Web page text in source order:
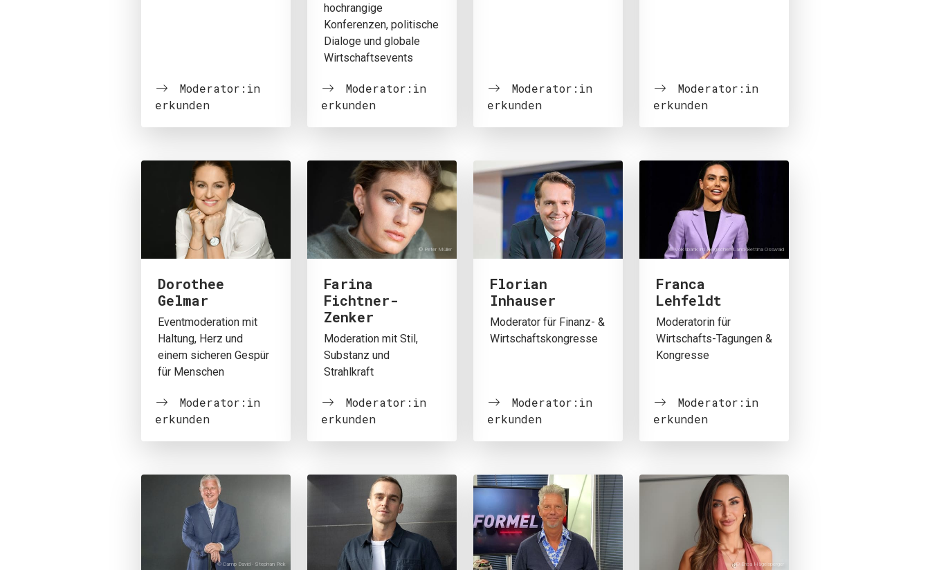
Moderator:in
erkunden
hochrangige
Konferenzen, politische
Dialoge und globale
Wirtschaftsevents
Moderator:in
erkunden
Moderator:in
erkunden
Moderator:in
erkunden
Dorothee
Gelmar
Eventmoderation mit
Haltung, Herz und
einem sicheren Gespür
für Menschen
Moderator:in
erkunden
© Peter Müller
Farina
Fichtner-
Zenker
Moderation mit Stil,
Substanz und
Strahlkraft
Moderator:in
erkunden
Florian
Inhauser
Moderator für Finanz- &
Wirtschaftskongresse
Moderator:in
erkunden
© Volksbank im Bergischen Land/Bettina Osswald
Franca
Lehfeldt
Moderatorin für
Wirtschafts-Tagungen &
Kongresse
Moderator:in
erkunden
© Camp David - Stephan Pick © Erica Hägelsperger